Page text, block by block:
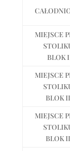
MIEJSCE
BLOK I
MIEJSCE
BLOK II
MIEJSCE
BLOK II